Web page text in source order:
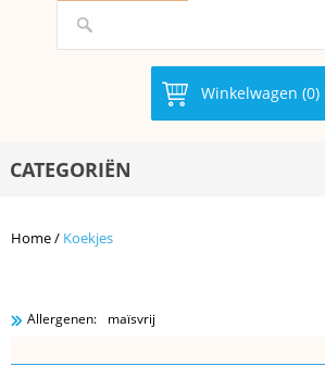
Winkelwagen (0)
CATEGORIËN
Home/ Koekjes
Allergenen: maïsvrij